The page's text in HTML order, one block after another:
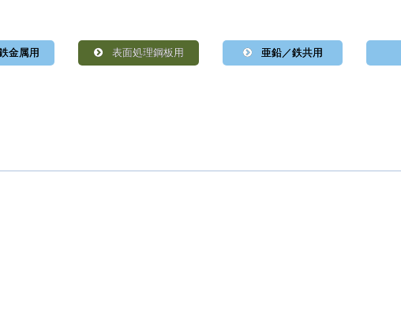
金属用 表面処理鋼板用 亜鉛／鉄共用